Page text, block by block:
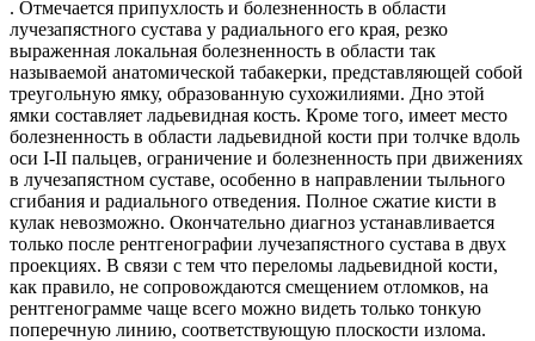
. Отмечается припухлость и болезненность в области
лучезапястного сустава у радиального его края, резко
выраженная локальная болезненность в области так
называемой анатомической табакерки, представляющей собой
треугольную ямку, образованную сухожилиями. Дно этой
ямки составляет ладьевидная кость. Кроме того, имеет место
болезненность в области ладьевидной кости при толчке вдоль
оси I-II пальцев, ограничение и болезненность при движениях
в лучезапястном суставе, особенно в направлении тыльного
сгибания и радиального отведения. Полное сжатие кисти в
кулак невозможно. Окончательно диагноз устанавливается
только после рентгенографии лучезапястного сустава в двух
проекциях. В связи с тем что переломы ладьевидной кости,
как правило, не сопровождаются смещением отломков, на
рентгенограмме чаще всего можно видеть только тонкую
поперечную линию, соответствующую плоскости излома.